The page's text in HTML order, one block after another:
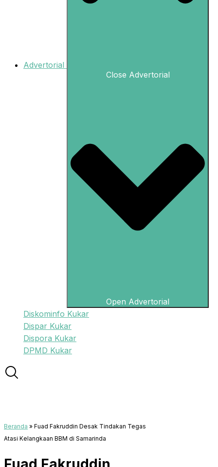
Advertorial
Close Advertorial
Open Advertorial
Diskominfo Kukar
Dispar Kukar
Dispora Kukar
DPMD Kukar
Beranda » Fuad Fakruddin Desak Tindakan Tegas
Atasi Kelangkaan BBM di Samarinda